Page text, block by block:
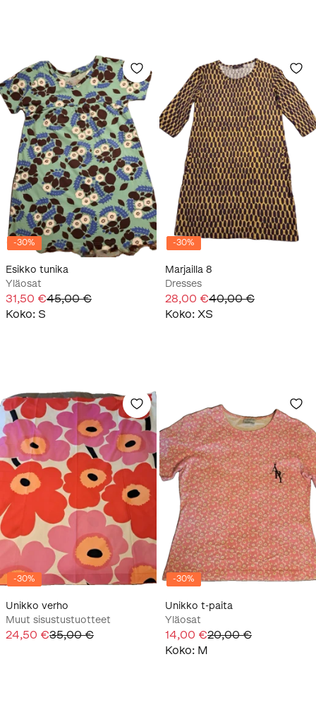
-30%
Esikko tunika
Yläosat
31,50 €45,00 €
Koko: S
-30%
Marjailla 8
Dresses
28,00 €40,00 €
Koko: XS
-30%
Unikko verho
Muut sisustustuotteet
24,50 €35,00 €
-30%
Unikko t-paita
Yläosat
14,00 €20,00 €
Koko: M